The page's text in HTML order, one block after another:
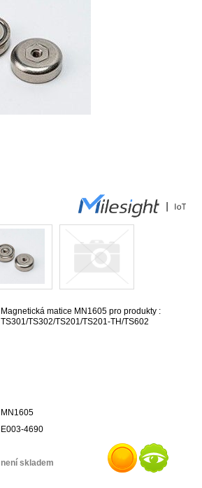
Magnetická matice MN1605 pro produkty :
TS301/TS302/TS201/TS201-TH/TS602
MN1605
E003-4690
není skladem